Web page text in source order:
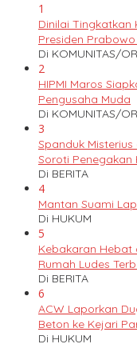
1
Dinilai Tingkatkan
Presiden
Di KOMUNITAS/
2
HIPMI Maros
Pengusaha Muda
Di KOMUNITAS/
3
Spanduk
Soroti Penegakan
Di BERITA
4
Mantan Suami
Di HUKUM
5
Kebakaran Hebat
Rumah Ludes
Di BERITA
6
ACW Laporkan
Beton ke Kejari
Di HUKUM